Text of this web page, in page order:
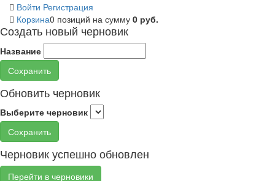
Войти Регистрация
Корзина0 позиций на сумму 0 руб.
Создать новый черновик
Название
Сохранить
Обновить черновик
Выберите черновик
Сохранить
Черновик успешно обновлен
Перейти в черновики